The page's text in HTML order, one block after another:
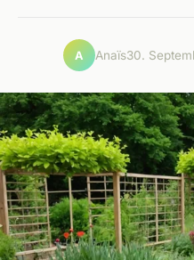
A Anaïs30.